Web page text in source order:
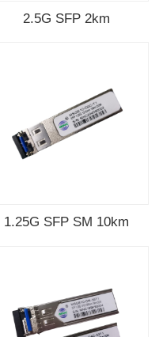
2.5G SFP 2km
1.25G SFP SM 10km